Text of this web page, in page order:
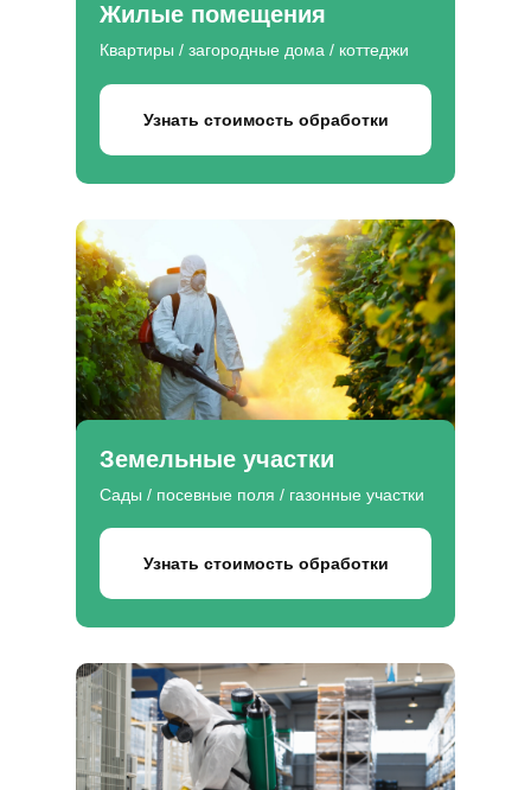
Узнать стоимость обработки
Квартиры / загородные дома / коттеджи
Жилые помещения
Узнать стоимость обработки
Сады / посевные поля / газонные участки
Земельные участки